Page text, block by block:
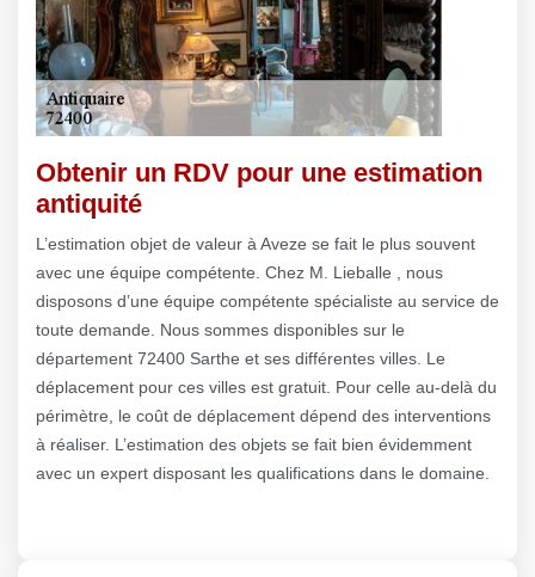
Obtenir un RDV pour une estimation
antiquité
L’estimation objet de valeur à Aveze se fait le plus souvent
avec une équipe compétente. Chez M. Lieballe , nous
disposons d’une équipe compétente spécialiste au service de
toute demande. Nous sommes disponibles sur le
département 72400 Sarthe et ses différentes villes. Le
déplacement pour ces villes est gratuit. Pour celle au-delà du
périmètre, le coût de déplacement dépend des interventions
à réaliser. L’estimation des objets se fait bien évidemment
avec un expert disposant les qualifications dans le domaine.